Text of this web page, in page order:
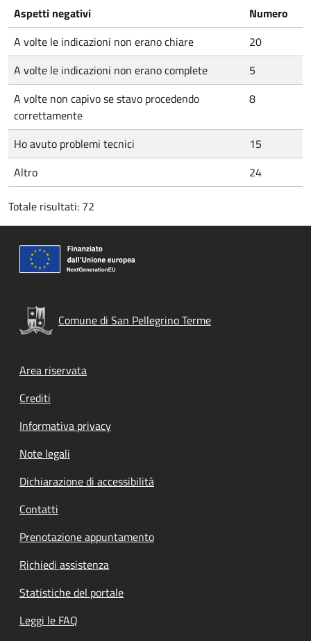
Aspetti negativi
Numero
A volte le indicazioni non erano chiare
20
A volte le indicazioni non erano complete
5
A volte non capivo se stavo procedendo
correttamente
8
Ho avuto problemi tecnici
15
Altro
24
Totale risultati: 72
Comune di San Pellegrino Terme
Footer menu
Area riservata
Crediti
Informativa privacy
Note legali
Dichiarazione di accessibilità
Contatti
Prenotazione appuntamento
Richiedi assistenza
Statistiche del portale
Leggi le FAQ